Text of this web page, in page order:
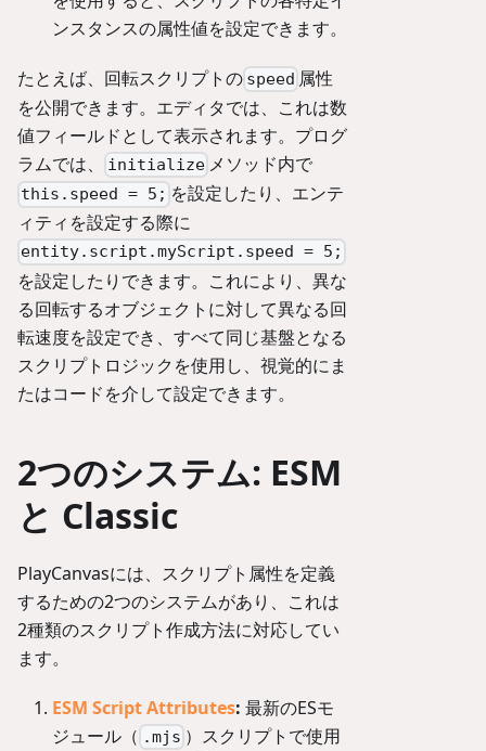
ンスタンスの属性値を設定できます。
たとえば、回転スクリプトの speed 属性
を公開できます。エディタでは、これは数
値フィールドとして表示されます。プログ
ラムでは、
initialize メソッド内で
this.speed = 5; を設定したり、エンテ
ィティを設定する際に
entity.script.myScript.speed = 5;
を設定したりできます。これにより、異な
る回転するオブジェクトに対して異なる回
転速度を設定でき、すべて同じ基盤となる
スクリプトロジックを使用し、視覚的にま
たはコードを介して設定できます。
2つのシステム: ESM
と Classic
PlayCanvasには、スクリプト属性を定義
するための2つのシステムがあり、これは
2種類のスクリプト作成方法に対応してい
ます。
ESM Script Attributes: 最新のESモ
ジュール（ .mjs ）スクリプトで使用